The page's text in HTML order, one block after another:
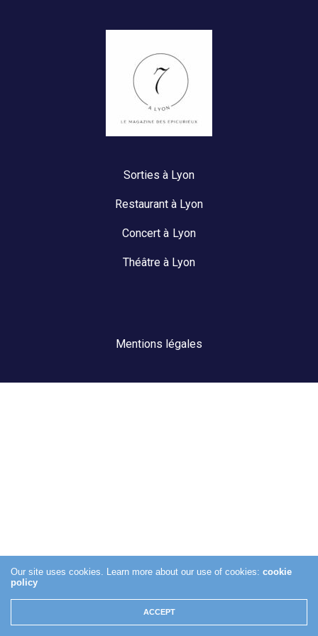
Sorties à Lyon
Restaurant à Lyon
Concert à Lyon
Théâtre à Lyon
Mentions légales
Our site uses cookies. Learn more about our use of cookies:cookie
policy
ACCEPT